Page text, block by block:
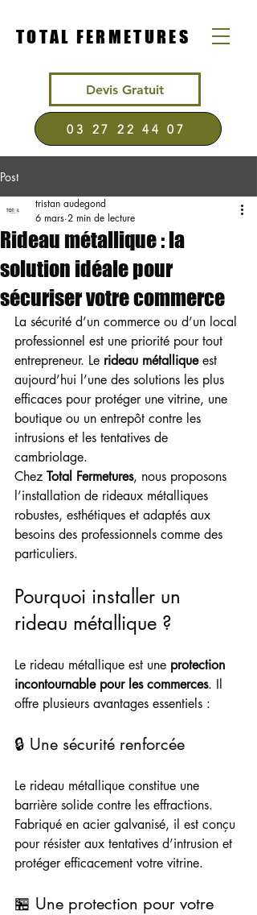
TOTAL FERMETURES
Devis Gratuit
03 27 22 44 07
Post
Rideau métallique : la
solution idéale pour
sécuriser votre commerce
tristan audegond
6 mars 2 min de lecture
La sécurité d’un commerce ou d’un local
professionnel est une priorité pour tout
entrepreneur. Le rideau métallique est
aujourd’hui l’une des solutions les plus
efficaces pour protéger une vitrine, une
boutique ou un entrepôt contre les
intrusions et les tentatives de
cambriolage.
Chez Total Fermetures, nous proposons
l’installation de rideaux métalliques
robustes, esthétiques et adaptés aux
besoins des professionnels comme des
particuliers.
Pourquoi installer un
rideau métallique ?
Le rideau métallique est une protection
incontournable pour les commerces. Il
offre plusieurs avantages essentiels :
🔒 Une sécurité renforcée
Le rideau métallique constitue une
barrière solide contre les effractions.
Fabriqué en acier galvanisé, il est conçu
pour résister aux tentatives d’intrusion et
protéger efficacement votre vitrine.
🏪 Une protection pour votre